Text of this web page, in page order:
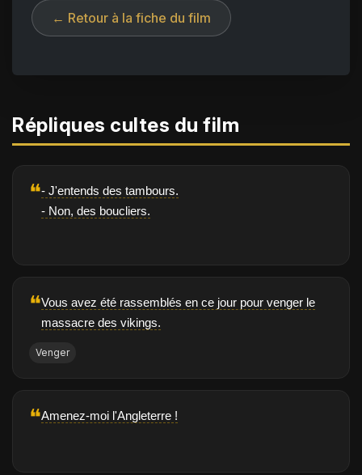
← Retour à la fiche du film
Répliques cultes du film
❝- J'entends des tambours.
- Non, des boucliers.
❝Vous avez été rassemblés en ce jour pour venger le
massacre des vikings.
Venger
❝Amenez-moi l'Angleterre !